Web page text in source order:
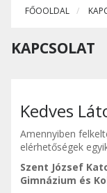
FŐOOLDAL
KAPCSOLAT
Kedves
Amennyiben
elérhetőségek
Szent József
Gimnázium és